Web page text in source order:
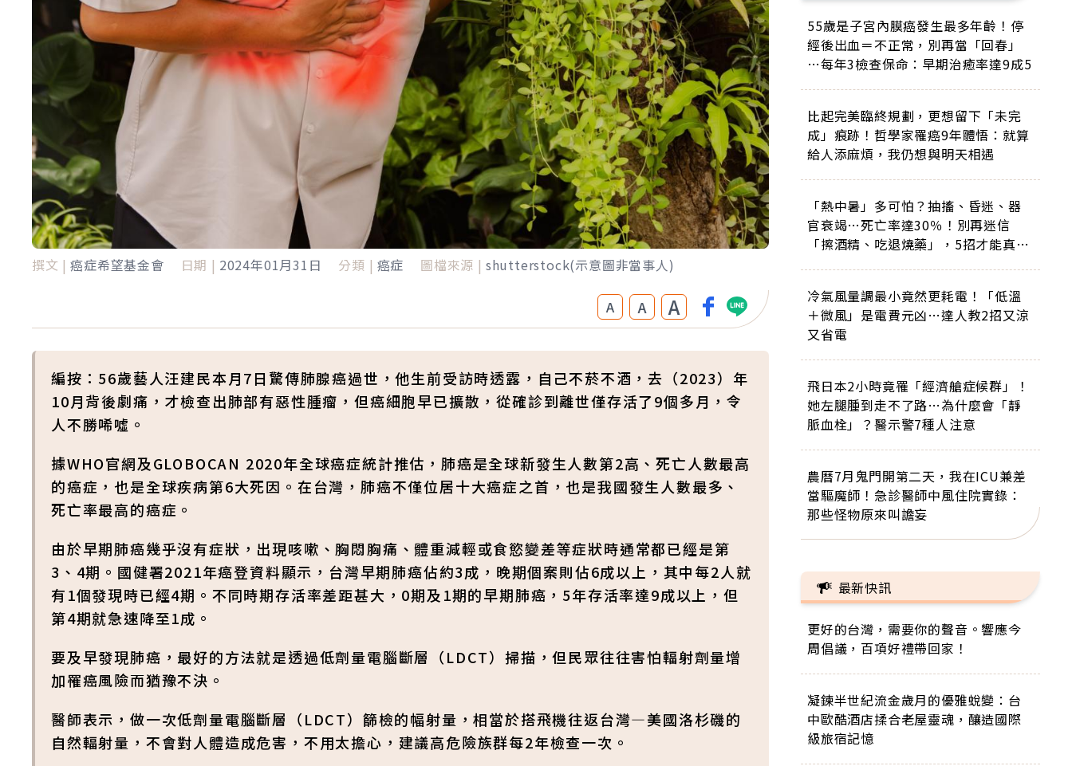
撰文 | 癌症希望基金會 日期 | 2024年01月31日 分類 | 癌症 圖檔來源 | shutterstock(示意圖非當事人)
A A A
編按：56歲藝人汪建民本月7日驚傳肺腺癌過世，他生前受訪時透露，自己不菸不酒，去（2023）年
10月背後劇痛，才檢查出肺部有惡性腫瘤，但癌細胞早已擴散，從確診到離世僅存活了9個多月，令
人不勝唏噓。
據WHO官網及GLOBOCAN 2020年全球癌症統計推估，肺癌是全球新發生人數第2高、死亡人數最高
的癌症，也是全球疾病第6大死因。在台灣，肺癌不僅位居十大癌症之首，也是我國發生人數最多、
死亡率最高的癌症。
由於早期肺癌幾乎沒有症狀，出現咳嗽、胸悶胸痛、體重減輕或食慾變差等症狀時通常都已經是第
3、4期。國健署2021年癌登資料顯示，台灣早期肺癌佔約3成，晚期個案則佔6成以上，其中每2人就
有1個發現時已經4期。不同時期存活率差距甚大，0期及1期的早期肺癌，5年存活率達9成以上，但
第4期就急速降至1成。
要及早發現肺癌，最好的方法就是透過低劑量電腦斷層（LDCT）掃描，但民眾往往害怕輻射劑量增
加罹癌風險而猶豫不決。
醫師表示，做一次低劑量電腦斷層（LDCT）篩檢的幅射量，相當於搭飛機往返台灣—美國洛杉磯的
自然輻射量，不會對人體造成危害，不用太擔心，建議高危險族群每2年檢查一次。
55歲是子宮內膜癌發生最多年齡！停
經後出血＝不正常，別再當「回春」
…每年3檢查保命：早期治癒率達9成5
比起完美臨終規劃，更想留下「未完
成」痕跡！哲學家罹癌9年體悟：就算
給人添麻煩，我仍想與明天相遇
「熱中暑」多可怕？抽搐、昏迷、器
官衰竭…死亡率達30％！別再迷信
「擦酒精、吃退燒藥」，5招才能真救
冷氣風量調最小竟然更耗電！「低溫
＋微風」是電費元凶…達人教2招又涼
又省電
飛日本2小時竟罹「經濟艙症候群」！
她左腿腫到走不了路…為什麼會「靜
脈血栓」？醫示警7種人注意
農曆7月鬼門開第二天，我在ICU兼差
當驅魔師！急診醫師中風住院實錄：
那些怪物原來叫譫妄
最新快訊
更好的台灣，需要你的聲音。響應今
周倡議，百項好禮帶回家！
凝鍊半世紀流金歲月的優雅蛻變：台
中歐酷酒店揉合老屋靈魂，釀造國際
級旅宿記憶